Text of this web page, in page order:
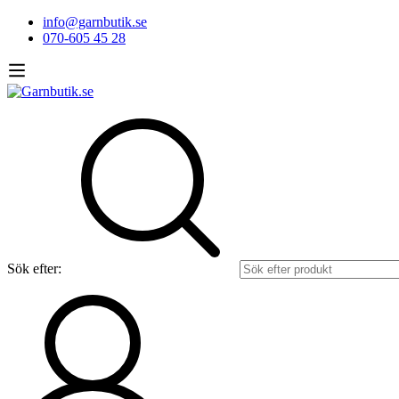
info@garnbutik.se
070-605 45 28
Sök efter: